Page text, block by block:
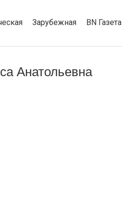
Зарубежная BN Газета
Анатольевна